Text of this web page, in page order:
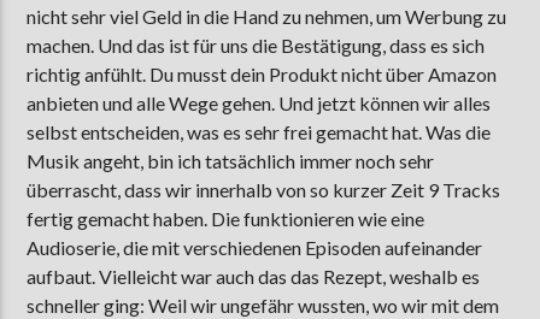
nicht sehr viel Geld in die Hand zu nehmen, um Werbung zu
machen. Und das ist für uns die Bestätigung, dass es sich
richtig anfühlt. Du musst dein Produkt nicht über Amazon
anbieten und alle Wege gehen. Und jetzt können wir alles
selbst entscheiden, was es sehr frei gemacht hat. Was die
Musik angeht, bin ich tatsächlich immer noch sehr
überrascht, dass wir innerhalb von so kurzer Zeit 9 Tracks
fertig gemacht haben. Die funktionieren wie eine
Audioserie, die mit verschiedenen Episoden aufeinander
aufbaut. Vielleicht war auch das das Rezept, weshalb es
schneller ging: Weil wir ungefähr wussten, wo wir mit dem